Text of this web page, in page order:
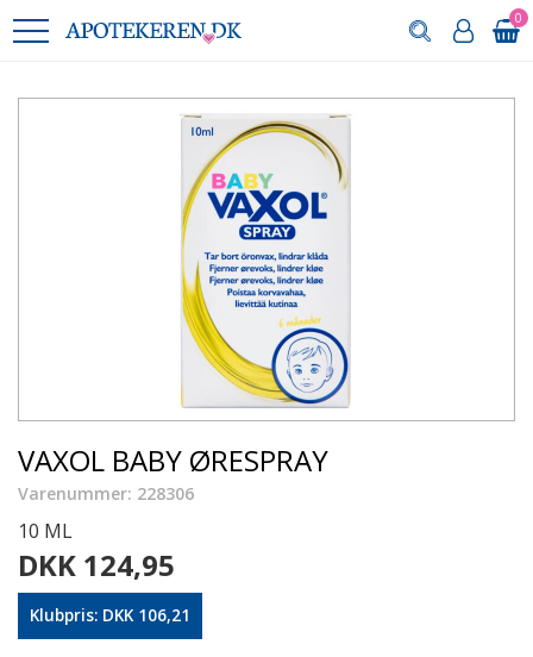
0
VAXOL BABY ØRESPRAY
Varenummer: 228306
10 ML
DKK 124,95
Klubpris: DKK 106,21